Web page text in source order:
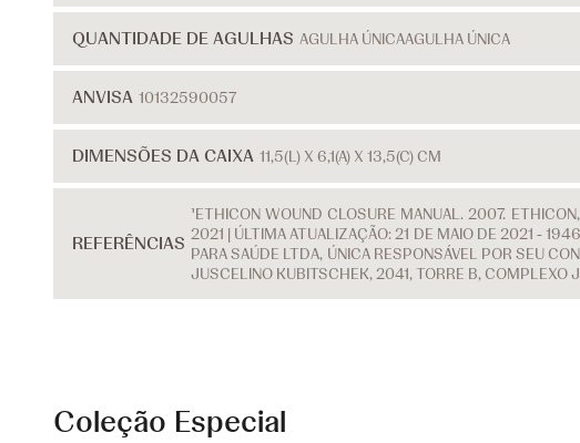
QUANTIDADE DE AGULHAS AGULHA ÚNICAAGULHA ÚNICA
ANVISA 10132590057
DIMENSÕES DA CAIXA 11,5(L) X 6,1(A) X 13,5(C) CM
REFERÊNCIAS
¹ETHICON WOUND CLOSURE MANUAL. 2007.
2021 | ÚLTIMA ATUALIZAÇÃO: 21 DE MAIO DE 2021 -
PARA SAÚDE LTDA, ÚNICA RESPONSÁVEL POR SEU
JUSCELINO KUBITSCHEK, 2041, TORRE B, COMPLEXO
Coleção Especial